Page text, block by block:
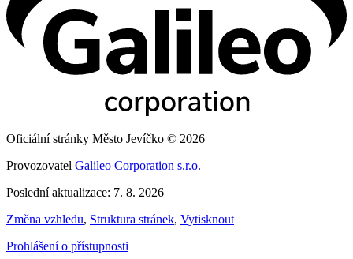
Oficiální stránky Město Jevíčko © 2026
Provozovatel Galileo Corporation s.r.o.
Poslední aktualizace: 7. 8. 2026
Změna vzhledu, Struktura stránek, Vytisknout
Prohlášení o přístupnosti